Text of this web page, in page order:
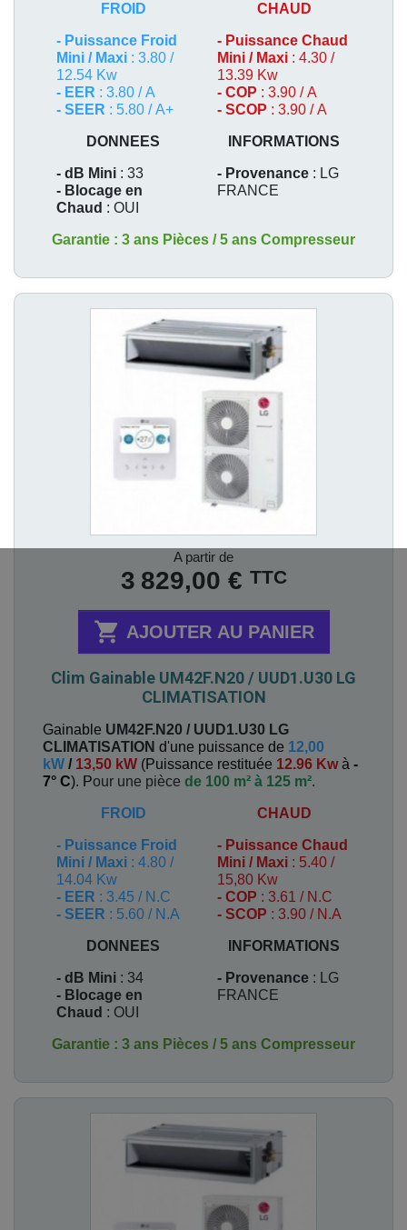
FROID
- Puissance Froid
Mini / Maxi : 3.80 /
12.54 Kw
- EER : 3.80 / A
- SEER : 5.80 / A+
CHAUD
- Puissance Chaud
Mini / Maxi : 4.30 /
13.39 Kw
- COP : 3.90 / A
- SCOP : 3.90 / A
DONNEES
- dB Mini : 33
- Blocage en
Chaud : OUI
INFORMATIONS
- Provenance : LG
FRANCE
Garantie : 3 ans Pièces / 5 ans Compresseur
A partir de
3 829,00 € TTC
 AJOUTER AU PANIER
Clim Gainable UM42F.N20 / UUD1.U30 LG
CLIMATISATION
Gainable UM42F.N20 / UUD1.U30 LG
CLIMATISATION d'une puissance de 12,00
kW / 13,50 kW (Puissance restituée 12.96 Kwà -
7° C). Pour une pièce de 100 m² à 125 m².
FROID
- Puissance Froid
Mini / Maxi : 4.80 /
14.04 Kw
- EER : 3.45 / N.C
- SEER : 5.60 / N.A
CHAUD
- Puissance Chaud
Mini / Maxi : 5.40 /
15,80 Kw
- COP : 3.61 / N.C
- SCOP : 3.90 / N.A
DONNEES
- dB Mini : 34
- Blocage en
Chaud : OUI
INFORMATIONS
- Provenance : LG
FRANCE
Garantie : 3 ans Pièces / 5 ans Compresseur